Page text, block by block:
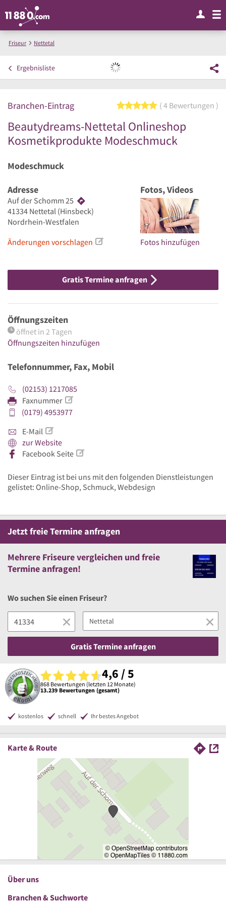
Friseur
Nettetal
Ergebnisliste
Branchen-Eintrag 5 von 5 Sternen
4 Bewertungen
Beautydreams-Nettetal Onlineshop
Kosmetikprodukte Modeschmuck
Modeschmuck
Adresse
Auf der Schomm 25
41334 Nettetal (Hinsbeck)
Nordrhein-Westfalen
Änderungen vorschlagen
Fotos, Videos
Fotos hinzufügen
Gratis Termine anfragen
Öffnungszeiten
öffnet in 2 Tagen
Öffnungszeiten hinzufügen
Telefonnummer, Fax, Mobil
(02153) 1217085
Faxnummer
(0179) 4953977
E-Mail
zur Website
Facebook Seite
Dieser Eintrag ist bei uns mit den folgenden Dienstleistungen
gelistet: Online-Shop, Schmuck, Webdesign
JetztfreieTermine anfragen
Mehrere Friseure vergleichen undfreie
Termine anfragen!
Wo suchen Sie einen Friseur?
Gratis Termine anfragen
4,6 / 5
868 Bewertungen (letzten 12 Monate)
13.239 Bewertungen (gesamt)
kostenlos schnell Ihr bestes Angebot
Karte & Route
Über uns
Branchen & Suchworte